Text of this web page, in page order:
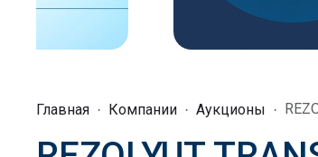
Главная Компании Аукционы